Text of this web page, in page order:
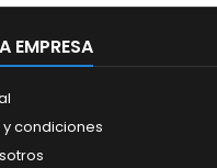
EMPRESA
condiciones